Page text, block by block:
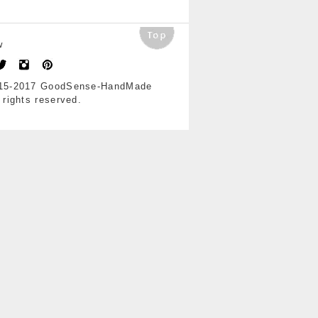
2017 GoodSense-HandMade
reserved.